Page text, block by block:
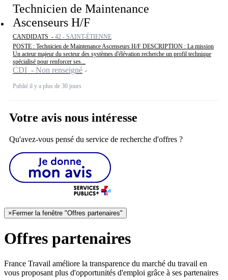
Technicien de Maintenance
Ascenseurs H/F
CANDIDATS - 42 - SAINT-ÉTIENNE
POSTE : Technicien de Maintenance Ascenseurs H/F DESCRIPTION : La mission
Un acteur majeur du secteur des systèmes d'élévation recherche un profil technique
spécialisé pour renforcer ses...
CDI - Non renseigné
Publié il y a plus de 30 jours
Votre avis nous intéresse
Qu'avez-vous pensé du service de recherche d'offres ?
× Fermer la fenêtre "Offres partenaires"
Offres partenaires
France Travail améliore la transparence du marché du travail en
vous proposant plus d'opportunités d'emploi grâce à ses partenaires